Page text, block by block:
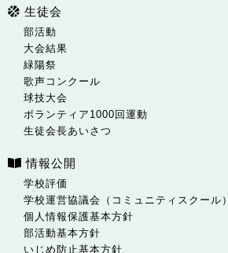
生徒会
部活動
大会結果
緑陽祭
歌声コンクール
球技大会
ボランティア1000回運動
生徒会長あいさつ
情報公開
学校評価
学校運営協議会（コミュニティスクール）
個人情報保護基本方針
部活動基本方針
いじめ防止基本方針